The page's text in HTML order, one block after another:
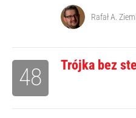
Rafał A.
Trójka bez
48